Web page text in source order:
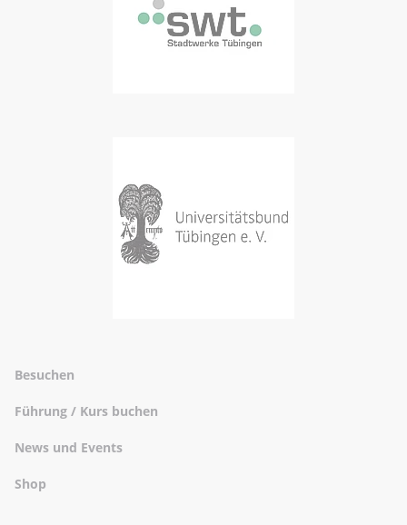
Besuchen
Führung / Kurs buchen
News und Events
Shop